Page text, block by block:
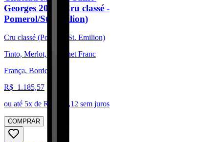
Georges 2019 (Cru classé -
Pomerol/St. Emilion)
Cru classé (Pomerol/St. Emilion)
Tinto, Merlot, Cabernet Franc
França, Bordeaux
R$ 1.185,57
ou até 5x de R$ 237,12 sem juros
COMPRAR